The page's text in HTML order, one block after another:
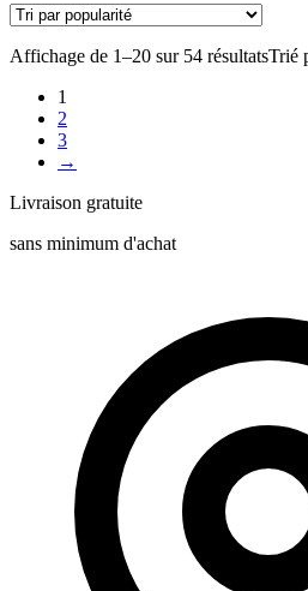
Affichage de 1–20 sur 54 résultatsTrié
1
2
3
→
Livraison gratuite
sans minimum d'achat